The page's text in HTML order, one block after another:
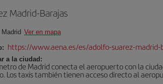
Madrid-Barajas
Madrid Ver en mapa
https://www.aena.es/es/adolfo-suarez-madrid-
a la ciudad:
de Madrid conecta el aeropuerto con la
Los taxis también tienen acceso directo al